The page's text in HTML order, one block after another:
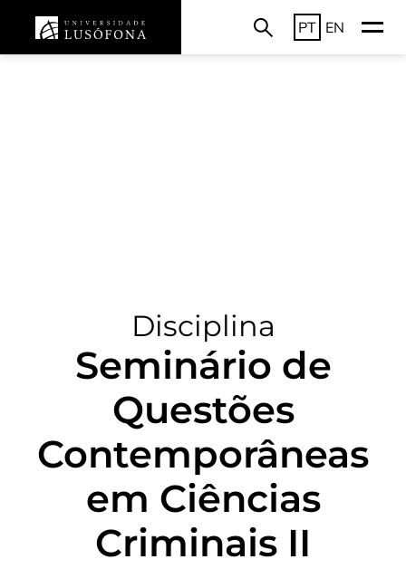
PT EN
Disciplina
Seminário de
Questões
Contemporâneas
em Ciências
Criminais II